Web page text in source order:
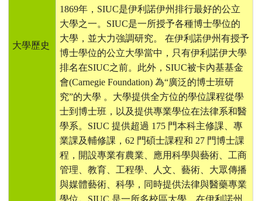
大學歷史
1869年， SIUC是伊利諾伊州排行最好的公立
大學之一。 SIUC是一所授予各種博士學位的
大學，並大力強調研究。
在伊利諾伊州有授予
博士學位的公立大學當中，只有伊利諾伊大學
排名在SIUC之前。此外， SIUC被卡內基基金
會(Carnegie Foundation)為“廣泛的博士班研
究”的大學 。大學提供全方位的學位課程從學
士到博士班，以及提供專業學位在法律系和醫
學系。 SIUC提供超過 175 門本科主修課、專
業課及輔修課，62 門碩士課程和 27 門博士課
程，開設專業有農業、應用科學與藝術、工商
管理、教育、工程學、人文、藝術、大眾傳播
與媒體藝術、科學，同時提供法律與醫藥專業
學位。 SIUC 是一所多校區大學，在伊利諾州